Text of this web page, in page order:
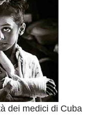
dei medici di Cuba